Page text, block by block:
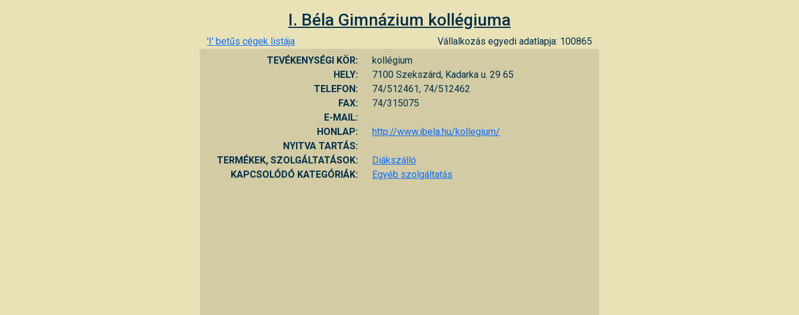
I. Béla Gimnázium kollégiuma
'I' betűs cégek listája
Vállalkozás egyedi adatlapja: 100865
TEVÉKENYSÉGI KÖR:
kollégium
HELY:
7100 Szekszárd, Kadarka u. 29 65
TELEFON:
74/512461, 74/512462
FAX:
74/315075
E-MAIL:
HONLAP:
http://www.ibela.hu/kollegium/
NYITVA TARTÁS:
TERMÉKEK, SZOLGÁLTATÁSOK:
Diákszálló
KAPCSOLÓDÓ KATEGÓRIÁK:
Egyéb szolgáltatás